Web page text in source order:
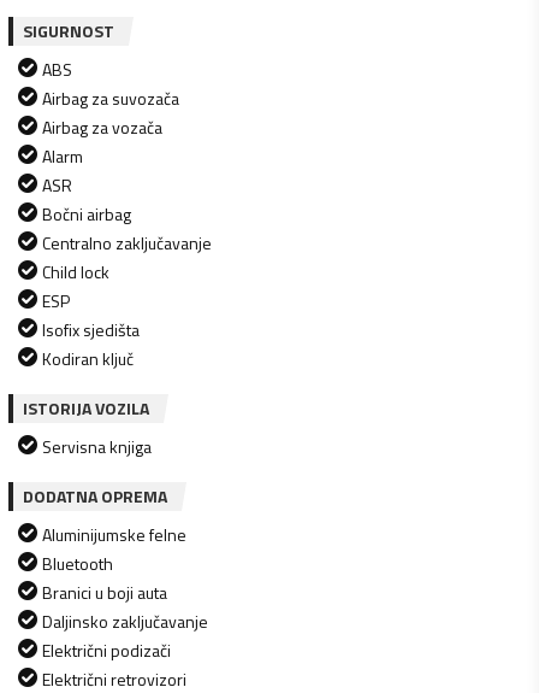
SIGURNOST
ABS
Airbag za suvozača
Airbag za vozača
Alarm
ASR
Bočni airbag
Centralno zaključavanje
Child lock
ESP
Isofix sjedišta
Kodiran ključ
ISTORIJA VOZILA
Servisna knjiga
DODATNA OPREMA
Aluminijumske felne
Bluetooth
Branici u boji auta
Daljinsko zaključavanje
Električni podizači
Električni retrovizori